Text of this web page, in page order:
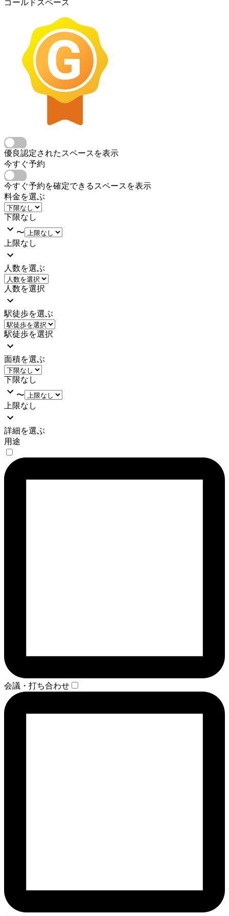
ゴールドスペース
優良認定されたスペースを表示
今すぐ予約
今すぐ予約を確定できるスペースを表示
料金を選ぶ
下限なし
〜
上限なし
人数を選ぶ
人数を選択
駅徒歩を選ぶ
駅徒歩を選択
面積を選ぶ
下限なし
〜
上限なし
詳細を選ぶ
用途
会議・打ち合わせ